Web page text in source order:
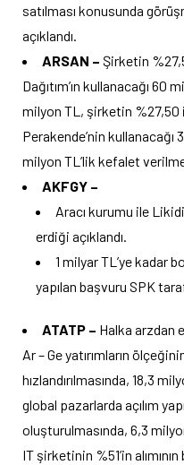
satılması konusunda
açıklandı.
ARSAN – Şirketin
Dağıtım’ın kullanacağı 60
milyon TL, şirketin
Perakende’nin kullanacağı
milyon TL’lik kefalet
AKFGY –
Aracı kurumu ile
erdiği açıklandı.
1 milyar TL’ye kadar
yapılan başvuru SPK
ATATP – Halka arzdan
Ar – Ge yatırımların
hızlandırılmasında, 18,3
global pazarlarda açılım
oluşturulmasında, 6,3
IT şirketinin %51’in